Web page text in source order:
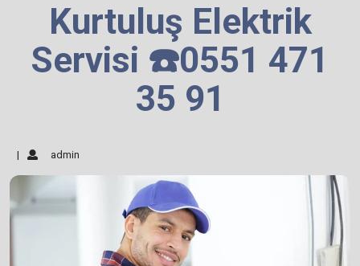
Kurtuluş Elektrik
Servisi ☎️0551 471
35 91
| admin